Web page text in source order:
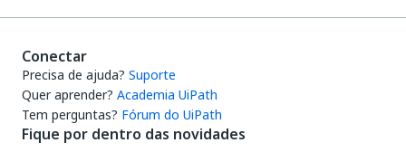
Conectar
Precisa de ajuda? Suporte
Quer aprender? Academia UiPath
Tem perguntas? Fórum do UiPath
Fique por dentro das novidades